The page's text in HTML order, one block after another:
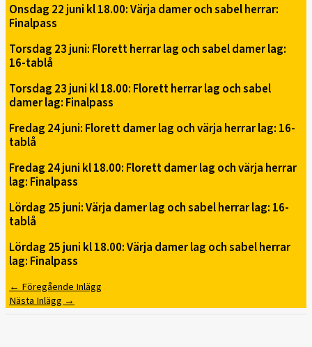
Onsdag 22 juni kl 18.00: Värja damer och sabel herrar:
Finalpass
Torsdag 23 juni: Florett herrar lag och sabel damer lag:
16-tablå
Torsdag 23 juni kl 18.00: Florett herrar lag och sabel
damer lag: Finalpass
Fredag 24 juni: Florett damer lag och värja herrar lag: 16-
tablå
Fredag 24 juni kl 18.00: Florett damer lag och värja herrar
lag: Finalpass
Lördag 25 juni: Värja damer lag och sabel herrar lag: 16-
tablå
Lördag 25 juni kl 18.00: Värja damer lag och sabel herrar
lag: Finalpass
←Föregående Inlägg
Nästa Inlägg→